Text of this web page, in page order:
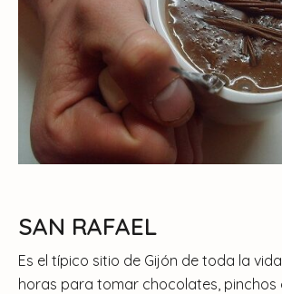
SAN RAFAEL
Es el típico sitio de Gijón de toda la
horas para tomar chocolates, pinchos